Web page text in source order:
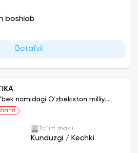
boshlab
Batafsil
nomidagi O'zbekiston milliy
Ta'lim shakli
Kunduzgi / Kechki